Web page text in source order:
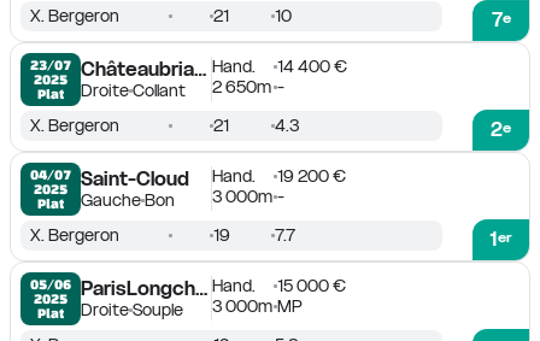
7e
X. Bergeron 21 10
23/07
2025
Plat
Châteaubriant
DroiteCollant
Hand.
14 400 €
2 650m -
2e
X. Bergeron 21 4.3
04/07
2025
Plat
Saint-Cloud
GaucheBon
Hand.
19 200 €
3 000m -
1er
X. Bergeron 19 7.7
05/06
2025
Plat
ParisLongchamp
DroiteSouple
Hand.
15 000 €
3 000m MP